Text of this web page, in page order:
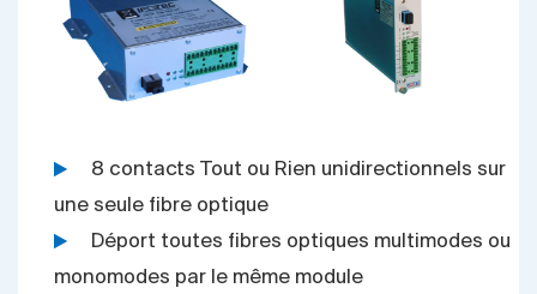
8 contacts Tout ou Rien unidirectionnels sur
une seule fibre optique
Déport toutes fibres optiques multimodes ou
monomodes par le même module